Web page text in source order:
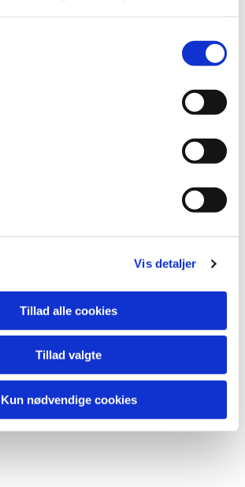
Vis detaljer
Tillad alle cookies
Tillad valgte
Kun nødvendige cookies